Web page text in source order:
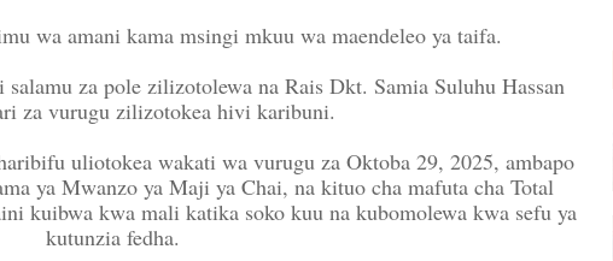
wa amani kama msingi mkuu wa maendeleo ya taifa.
za pole zilizotolewa na Rais Dkt. Samia Suluhu Hassan
za vurugu zilizotokea hivi karibuni.
uliotokea wakati wa vurugu za Oktoba 29, 2025, ambapo
ya Mwanzo ya Maji ya Chai, na kituo cha mafuta cha Total
kuibwa kwa mali katika soko kuu na kubomolewa kwa sefu ya
kutunzia fedha.